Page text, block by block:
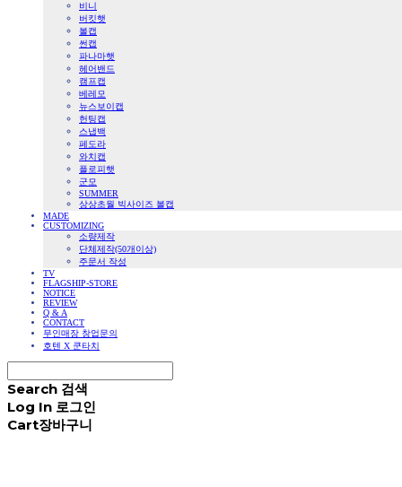
비니
버킷햇
볼캡
썬캡
파나마햇
헤어밴드
캠프캡
베레모
뉴스보이캡
헌팅캡
스냅백
페도라
와치캡
플로피햇
군모
SUMMER
상상초월 빅사이즈 볼캡
MADE
CUSTOMIZING
소량제작
단체제작(50개이상)
주문서 작성
TV
FLAGSHIP-STORE
NOTICE
REVIEW
Q & A
CONTACT
무인매장 창업문의
호텐 X 쿤타치
Search 검색
Log In 로그인
Cart장바구니